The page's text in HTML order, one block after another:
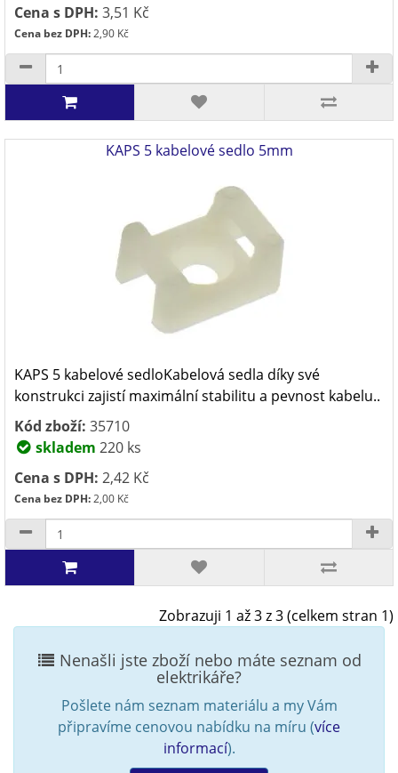
Cena s DPH: 3,51 Kč
Cena bez DPH:2,90 Kč
KAPS 5 kabelové sedlo 5mm
KAPS 5 kabelové sedloKabelová sedla díky své
konstrukci zajistí maximální stabilitu a pevnost kabelu..
Kód zboží: 35710
skladem 220 ks
Cena s DPH: 2,42 Kč
Cena bez DPH:2,00 Kč
Zobrazuji 1 až 3 z 3 (celkem stran 1)
Nenašli jste zboží nebo máte seznam od
elektrikáře?
Pošlete nám seznam materiálu a my Vám
připravíme cenovou nabídku na míru (více
informací).